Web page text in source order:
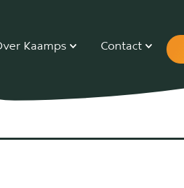
Kaamps Contact